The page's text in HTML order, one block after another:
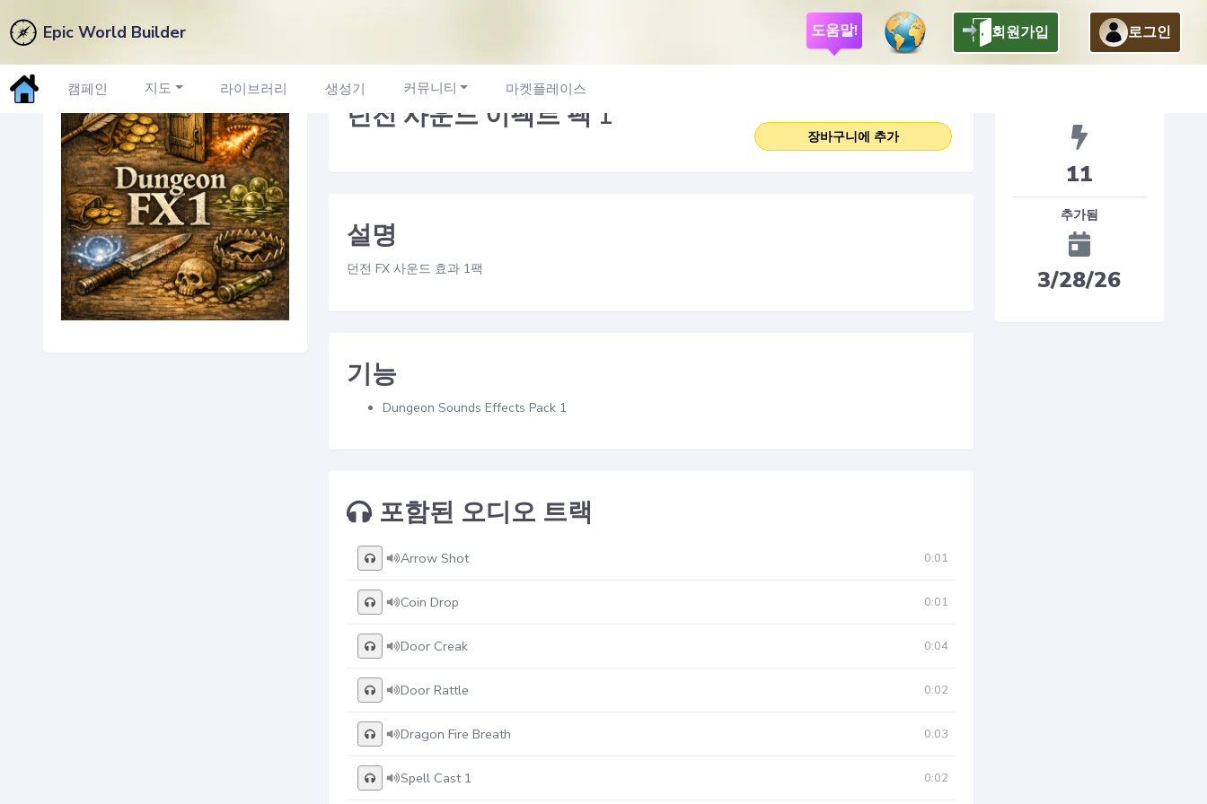
Epic World Builder 도움말! 회원가입 로그인
캠페인 지도 라이브러리 생성기 커뮤니티 마켓플레이스
던전 사운드 이펙트 팩 1
장바구니에 추가
설명
던전 FX 사운드 효과 1팩
기능
Dungeon Sounds Effects Pack 1
포함된 오디오 트랙
Arrow Shot 0:01
Coin Drop 0:01
Door Creak 0:04
Door Rattle 0:02
Dragon Fire Breath 0:03
Spell Cast 1 0:02
11
추가됨
3/28/26